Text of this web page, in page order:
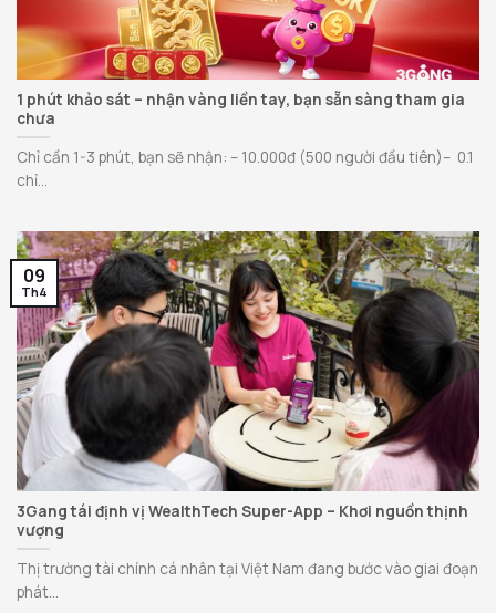
1 phút khảo sát – nhận vàng liền tay, bạn sẵn sàng tham gia
chưa
Chỉ cần 1-3 phút, bạn sẽ nhận: – 10.000đ (500 người đầu tiên)– 0.1
chỉ...
3Gang tái định vị WealthTech Super-App – Khơi nguồn thịnh
vượng
Thị trường tài chính cá nhân tại Việt Nam đang bước vào giai đoạn
phát...
09
Th4